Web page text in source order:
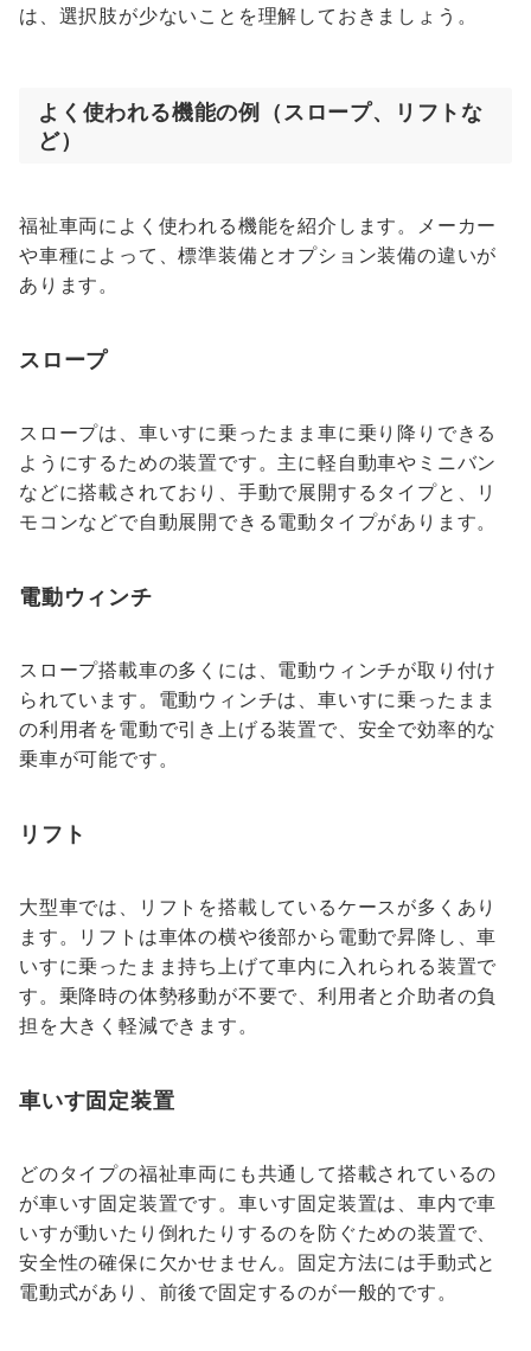
は、選択肢が少ないことを理解しておきましょう。
よく使われる機能の例（スロープ、リフトな
ど）
福祉車両によく使われる機能を紹介します。メーカー
や車種によって、標準装備とオプション装備の違いが
あります。
スロープ
スロープは、車いすに乗ったまま車に乗り降りできる
ようにするための装置です。主に軽自動車やミニバン
などに搭載されており、手動で展開するタイプと、リ
モコンなどで自動展開できる電動タイプがあります。
電動ウィンチ
スロープ搭載車の多くには、電動ウィンチが取り付け
られています。電動ウィンチは、車いすに乗ったまま
の利用者を電動で引き上げる装置で、安全で効率的な
乗車が可能です。
リフト
大型車では、リフトを搭載しているケースが多くあり
ます。リフトは車体の横や後部から電動で昇降し、車
いすに乗ったまま持ち上げて車内に入れられる装置で
す。乗降時の体勢移動が不要で、利用者と介助者の負
担を大きく軽減できます。
車いす固定装置
どのタイプの福祉車両にも共通して搭載されているの
が車いす固定装置です。車いす固定装置は、車内で車
いすが動いたり倒れたりするのを防ぐための装置で、
安全性の確保に欠かせません。固定方法には手動式と
電動式があり、前後で固定するのが一般的です。